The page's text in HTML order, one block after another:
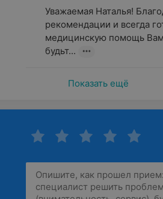
Уважаемая Наталья!
рекомендации и всегда
медицинскую помощь
будьт...
Показать ещё